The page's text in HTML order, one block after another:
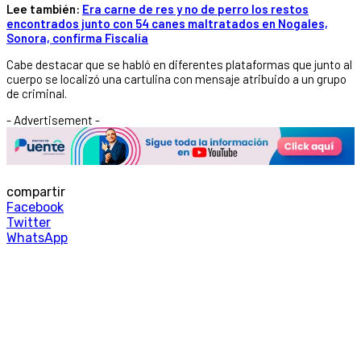
Lee también: Era carne de res y no de perro los restos
encontrados junto con 54 canes maltratados en Nogales,
Sonora, confirma Fiscalía
Cabe destacar que se habló en diferentes plataformas que junto al
cuerpo se localizó una cartulina con mensaje atribuido a un grupo
de criminal.
- Advertisement -
compartir
Facebook
Twitter
WhatsApp